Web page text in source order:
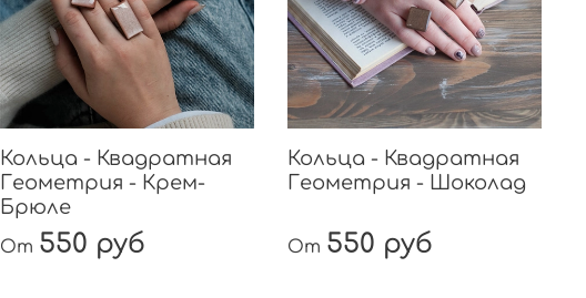
Кольца - Квадратная
Геометрия - Крем-
Брюле
От 550 руб
Кольца - Квадратная
Геометрия - Шоколад
От 550 руб